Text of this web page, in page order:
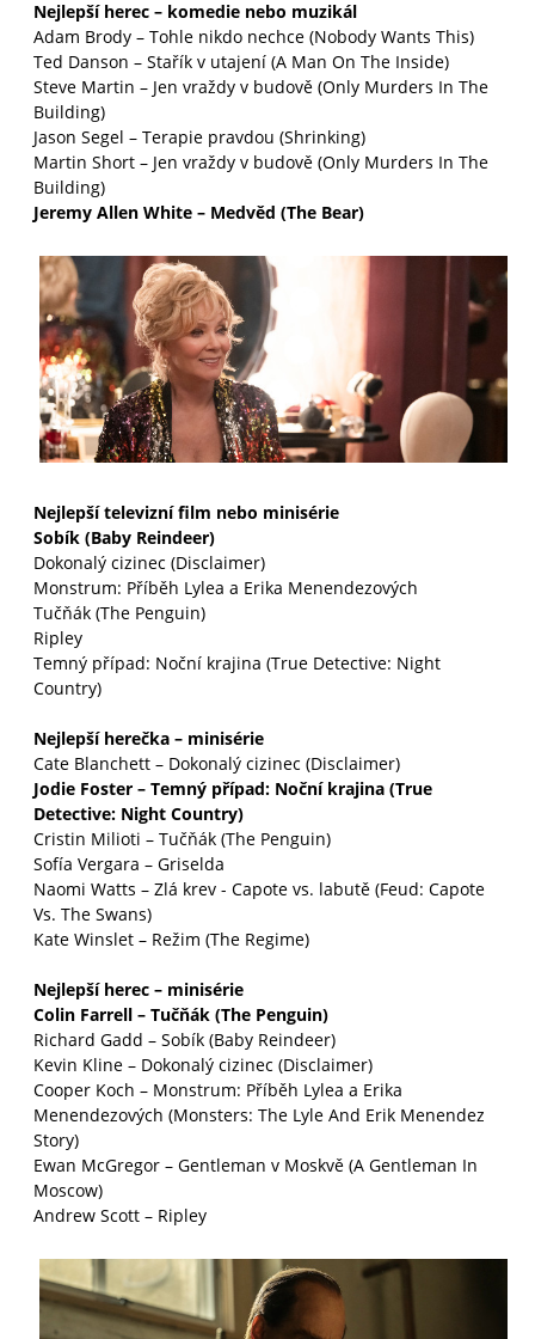
Nejlepší herec – komedie nebo muzikál
Adam Brody – Tohle nikdo nechce (Nobody Wants This)
Ted Danson – Stařík v utajení (A Man On The Inside)
Steve Martin – Jen vraždy v budově (Only Murders In The
Building)
Jason Segel – Terapie pravdou (Shrinking)
Martin Short – Jen vraždy v budově (Only Murders In The
Building)
Jeremy Allen White – Medvěd (The Bear)
Nejlepší televizní film nebo minisérie
Sobík (Baby Reindeer)
Dokonalý cizinec (Disclaimer)
Monstrum: Příběh Lylea a Erika Menendezových
Tučňák (The Penguin)
Ripley
Temný případ: Noční krajina (True Detective: Night
Country)
Nejlepší herečka – minisérie
Cate Blanchett – Dokonalý cizinec (Disclaimer)
Jodie Foster – Temný případ: Noční krajina (True
Detective: Night Country)
Cristin Milioti – Tučňák (The Penguin)
Sofía Vergara – Griselda
Naomi Watts – Zlá krev - Capote vs. labutě (Feud: Capote
Vs. The Swans)
Kate Winslet – Režim (The Regime)
Nejlepší herec – minisérie
Colin Farrell – Tučňák (The Penguin)
Richard Gadd – Sobík (Baby Reindeer)
Kevin Kline – Dokonalý cizinec (Disclaimer)
Cooper Koch – Monstrum: Příběh Lylea a Erika
Menendezových (Monsters: The Lyle And Erik Menendez
Story)
Ewan McGregor – Gentleman v Moskvě (A Gentleman In
Moscow)
Andrew Scott – Ripley